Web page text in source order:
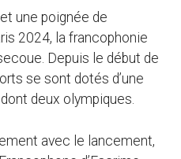
une poignée de
2024, la francophonie
Depuis le début de
se sont dotés d’une
deux olympiques.
avec le lancement,